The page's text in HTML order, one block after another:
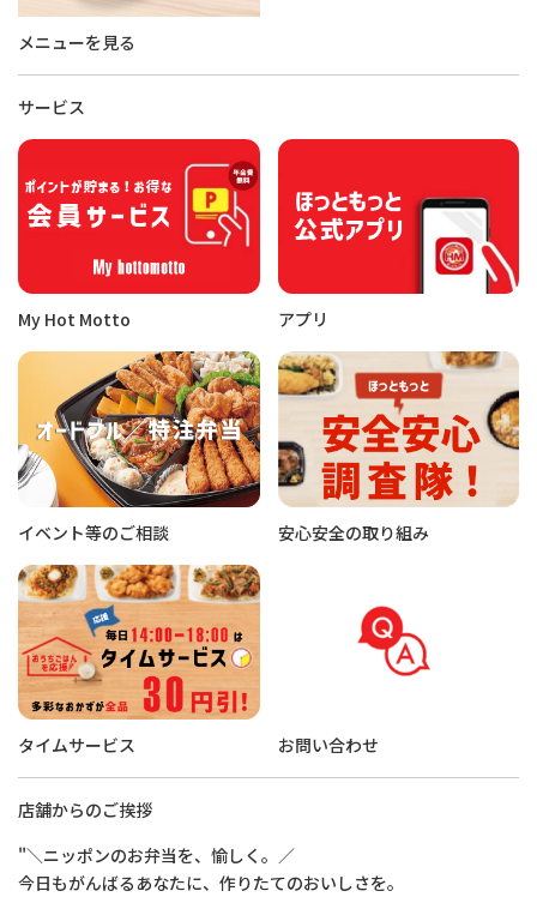
メニューを見る
サービス
My Hot Motto アプリ
イベント等のご相談 安心安全の取り組み
タイムサービス お問い合わせ
店舗からのご挨拶
"＼ニッポンのお弁当を、愉しく。／
今日もがんばるあなたに、作りたてのおいしさを。